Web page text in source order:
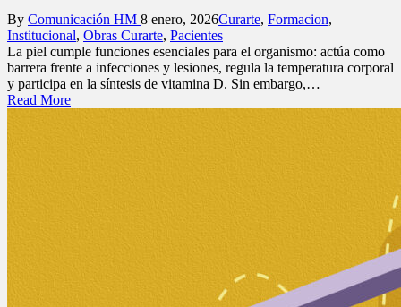
Posted
by
By Comunicación HM 8 enero, 2026Posted
in
Curarte, Formacion,
Institucional, Obras Curarte, Pacientes
La piel cumple funciones esenciales para el organismo: actúa como
barrera frente a infecciones y lesiones, regula la temperatura corporal
y participa en la síntesis de vitamina D. Sin embargo,…
Read More